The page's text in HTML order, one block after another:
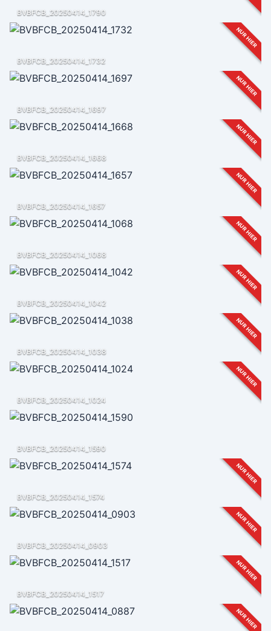
BVBFCB_20250414_1790
NUR HIER
BVBFCB_20250414_1732
NUR HIER
BVBFCB_20250414_1697
NUR HIER
BVBFCB_20250414_1668
NUR HIER
BVBFCB_20250414_1657
NUR HIER
BVBFCB_20250414_1068
NUR HIER
BVBFCB_20250414_1042
NUR HIER
BVBFCB_20250414_1038
NUR HIER
BVBFCB_20250414_1024
BVBFCB_20250414_1590
NUR HIER
BVBFCB_20250414_1574
NUR HIER
BVBFCB_20250414_0903
NUR HIER
BVBFCB_20250414_1517
NUR HIER